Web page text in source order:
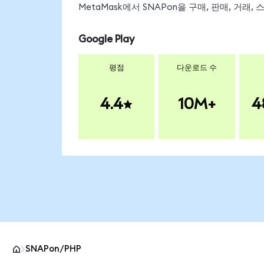
MetaMask에서 SNAPon을 구매, 판매, 거래,
Google Play
평점
4.4
다운로드 수
10M+
SNAPon/PHP